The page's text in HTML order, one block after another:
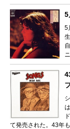
5
5
て発売された。43年